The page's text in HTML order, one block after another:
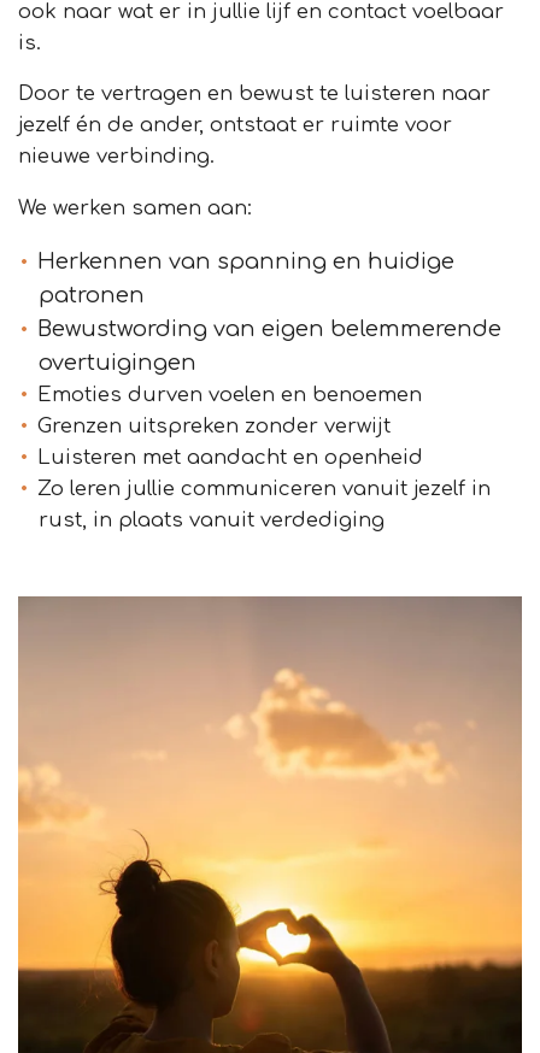
ook naar wat er in jullie lijf en contact voelbaar
is.
Door te vertragen en bewust te luisteren naar
jezelf én de ander, ontstaat er ruimte voor
nieuwe verbinding.
We werken samen aan:
Herkennen van spanning en huidige
patronen
Bewustwording van eigen belemmerende
overtuigingen
Emoties durven voelen en benoemen
Grenzen uitspreken zonder verwijt
Luisteren met aandacht en openheid
Zo leren jullie communiceren vanuit jezelf in
rust, in plaats vanuit verdediging